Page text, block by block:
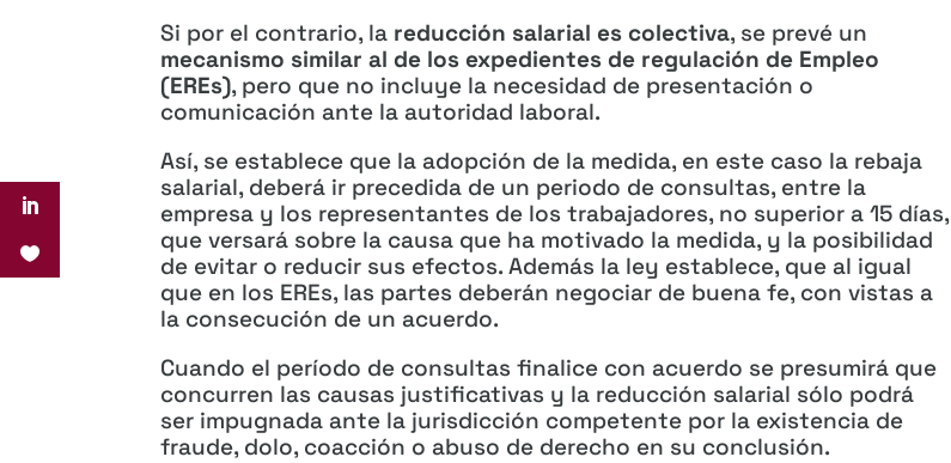
Si por el contrario, la reducción salarial es colectiva, se prevé un
mecanismo similar al de los expedientes de regulación de Empleo
(EREs), pero que no incluye la necesidad de presentación o
comunicación ante la autoridad laboral.
Así, se establece que la adopción de la medida, en este caso la rebaja
salarial, deberá ir precedida de un periodo de consultas, entre la
empresa y los representantes de los trabajadores, no superior a 15 días,
que versará sobre la causa que ha motivado la medida, y la posibilidad
de evitar o reducir sus efectos. Además la ley establece, que al igual
que en los EREs, las partes deberán negociar de buena fe, con vistas a
la consecución de un acuerdo.
Cuando el período de consultas finalice con acuerdo se presumirá que
concurren las causas justificativas y la reducción salarial sólo podrá
ser impugnada ante la jurisdicción competente por la existencia de
fraude, dolo, coacción o abuso de derecho en su conclusión.